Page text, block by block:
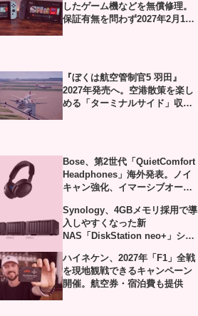
したゲーム機などを無償修理。
保証有無を問わず2027年2月1日
『ぼくは航空管制官5 羽田』
2027年発売へ。空港散策を楽し
める「ターミナルサイド」収録
Bose、第2世代「QuietComfort
Headphones」海外発表。ノイ
キャン強化、イマーシブオーデ
Synology、4GBメモリ採用で導
入しやすくなった新
NAS「DiskStation neo+」シリ
ハイネケン、2027年「F1」全戦
を現地観戦できるキャンペーン
開催。航空券・宿泊費も提供